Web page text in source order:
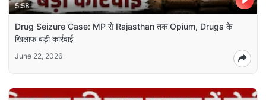
5:58
Drug Seizure Case: MP से Rajasthan तक Opium, Drugs के
खिलाफ बड़ी कार्रवाई
June 22, 2026